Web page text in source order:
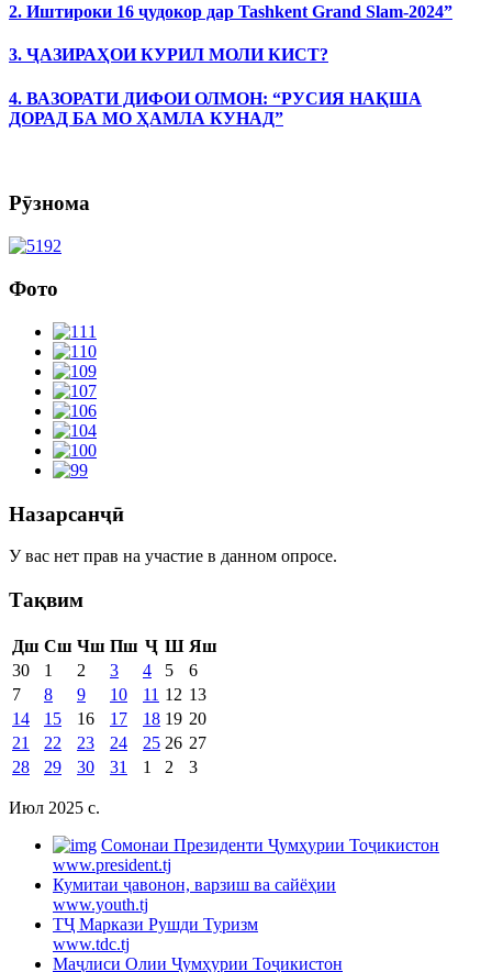
2. Иштироки 16 ҷудокор дар Tashkent Grand Slam-2024”
3. ҶАЗИРАҲОИ КУРИЛ МОЛИ КИСТ?
4. ВАЗОРАТИ ДИФОИ ОЛМОН: “РУСИЯ НАҚША
ДОРАД БА МО ҲАМЛА КУНАД”
Рӯзнома
Фото
Назарсанҷӣ
У вас нет прав на участие в данном опросе.
Тақвим
Дш Сш Чш Пш Ҷ Ш Яш
30
1 2 3 4 5
6
7
8 9 10 11 12 13
14
15 16 17 18 19 20
21
22 23 24 25 26 27
28
29 30 31 1 2 3
Июл 2025 c.
Cомонаи Президенти Ҷумҳурии Тоҷикистон
www.president.tj
Кумитаи ҷавонон, варзиш ва сайёҳии
www.youth.tj
ТҶ Маркази Рушди Туризм
www.tdc.tj
Маҷлиси Олии Ҷумҳурии Тоҷикистон